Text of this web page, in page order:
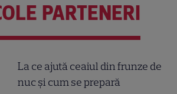
PARTENERI
La ce ajută ceaiul din frunze de
nuc și cum se prepară